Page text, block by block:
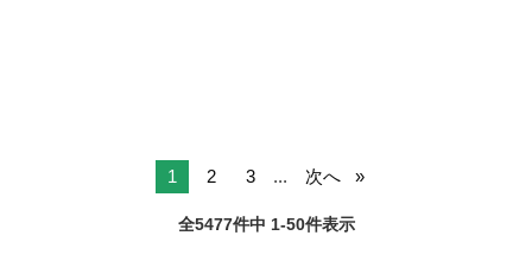
1 2 3 ... 次へ
全5477件中 1-50件表示